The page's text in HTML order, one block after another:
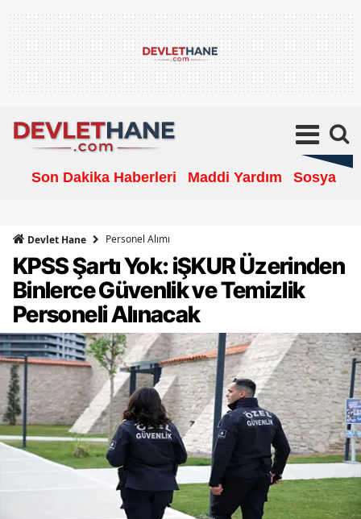
Son Dakika Haberleri Maddi Yardım Sosyal
Devlet Hane Personel Alımı
KPSS Şartı Yok: iŞKUR Üzerinden
Binlerce Güvenlik ve Temizlik
Personeli Alınacak